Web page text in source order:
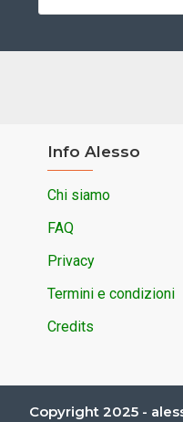
Info Alesso
Chi siamo
FAQ
Privacy
Termini e condizioni
Credits
Copyright 2025 -